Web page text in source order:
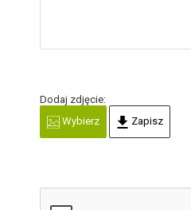
Dodaj zdjęcie:
Wybierz
Zapisz